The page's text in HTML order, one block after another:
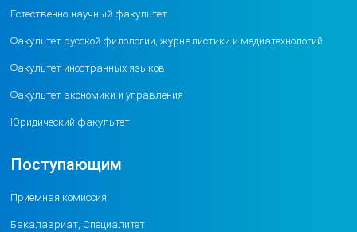
Естественно-научный факультет
Факультет русской филологии, журналистики и медиатехнологий
Факультет иностранных языков
Факультет экономики и управления
Юридический факультет
Поступающим
Приемная комиссия
Бакалавриат, Специалитет